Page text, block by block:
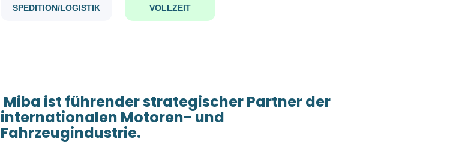
SPEDITION/LOGISTIK VOLLZEIT
Miba ist führender strategischer Partner der
internationalen Motoren- und
Fahrzeugindustrie.